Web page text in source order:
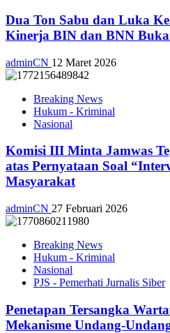
Dua Ton Sabu dan Luka
Kinerja BIN dan BNN
adminCN 12 Maret 2026
Breaking News
Hukum - Kriminal
Nasional
Komisi III Minta Jamwas
atas Pernyataan Soal
Masyarakat
adminCN 27 Februari 2026
Breaking News
Hukum - Kriminal
Nasional
PJS - Pemerhati Jurnalis Siber
Penetapan Tersangka
Mekanisme Undang-